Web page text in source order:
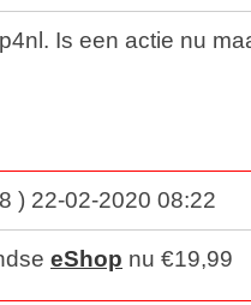
Is een actie nu
) 22-02-2020 08:22
eShop nu €19,99